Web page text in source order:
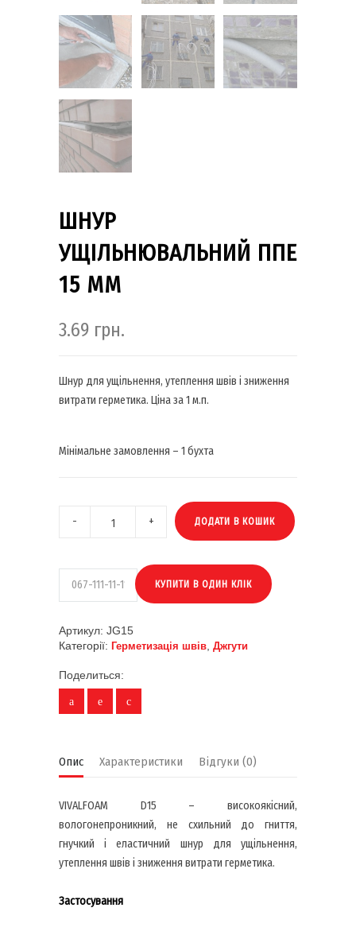
ШНУР
УЩІЛЬНЮВАЛЬНИЙ ППЕ
15 ММ
3.69 грн.
Шнур для ущільнення, утеплення швів і зниження
витрати герметика. Ціна за 1 м.п.
Мінімальне замовлення – 1 бухта
ДОДАТИ В КОШИК
Артикул: JG15
Категорії: Герметизація швів Джгути
Поделиться:
Опис Характеристики Відгуки (0)
VIVALFOAM D15 – високоякісний,
вологонепроникний, не схильний до гниття,
гнучкий і еластичний шнур для ущільнення,
утеплення швів і зниження витрати герметика.
Застосування